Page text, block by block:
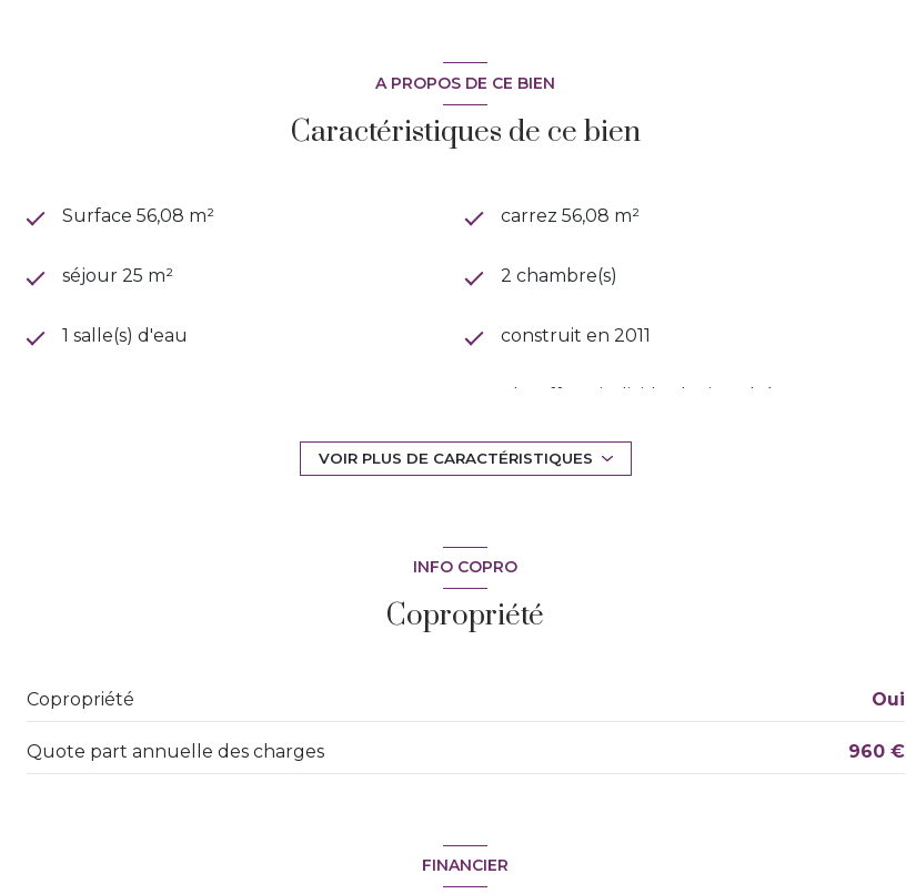
A PROPOS DE CE BIEN
Caractéristiques de ce bien
Surface 56,08 m² carrez 56,08 m²
séjour 25 m² 2 chambre(s)
1 salle(s) d'eau construit en 2011
Chauffage individuel : air pulsé
3 étage(s)
VOIR PLUS DE CARACTÉRISTIQUES
INFO COPRO
Copropriété
Copropriété Oui
Quote part annuelle des charges 960 €
FINANCIER